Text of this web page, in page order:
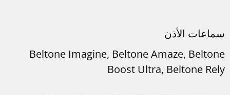
سماعات الأذن
Beltone Imagine, Beltone Amaze, Beltone
Boost Ultra, Beltone Rely